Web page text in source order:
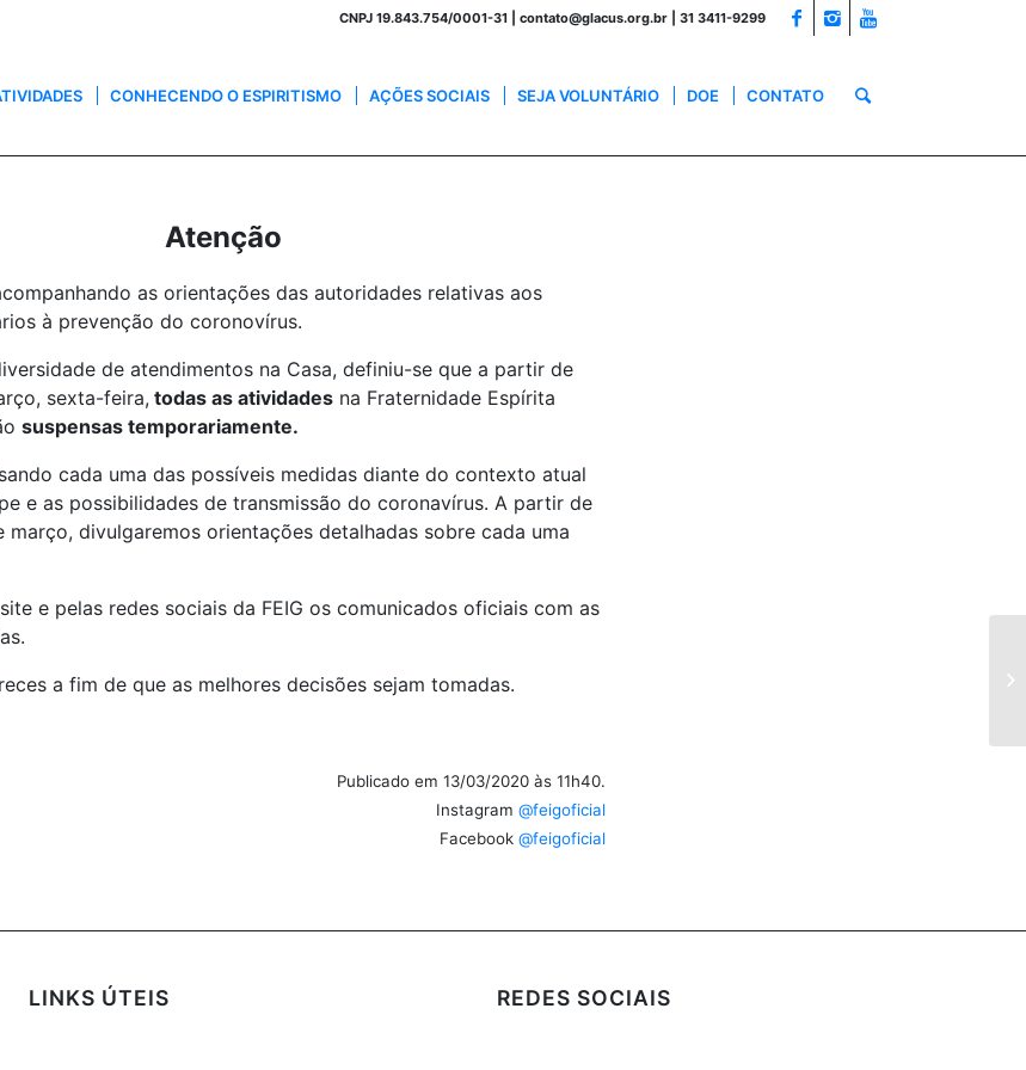
CNPJ 19.843.754/0001-31 | contato@glacus.org.br | 31 3411-9299
CONHECENDO O ESPIRITISMO AÇÕES SOCIAIS SEJA VOLUNTÁRIO DOE CONTATO
Atenção
as orientações das autoridades relativas aos
à prevenção do coronovírus.
de atendimentos na Casa, definiu-se que a partir de
sexta-feira, todas as atividades na Fraternidade Espírita
suspensas temporariamente.
cada uma das possíveis medidas diante do contexto atual
e as possibilidades de transmissão do coronavírus. A partir de
março, divulgaremos orientações detalhadas sobre cada uma
e pelas redes sociais da FEIG os comunicados oficiais com as
a fim de que as melhores decisões sejam tomadas.
Publicado em 13/03/2020 às 11h40.
Instagram @feigoficial
Facebook @feigoficial
LINKS ÚTEIS REDES SOCIAIS